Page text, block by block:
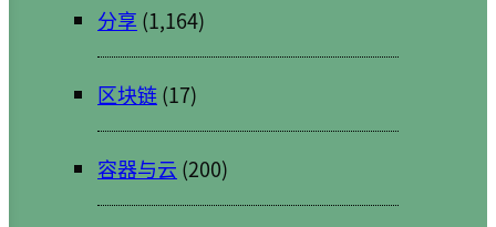
分享 (1,164)
区块链(17)
容器与云 (200)